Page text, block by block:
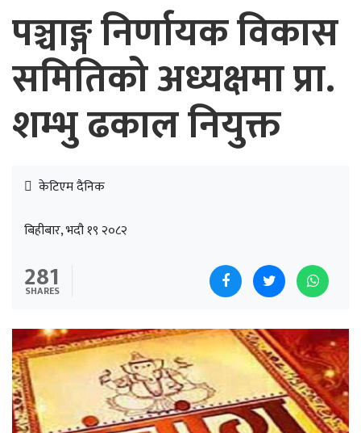
पञ्चाङ्ग निर्णायक विकास
समितिको अध्यक्षमा प्रा.
शम्भु ढकाल नियुक्त
केटिएम दैनिक
बिहीबार, भदौ १९ २०८२
281
SHARES